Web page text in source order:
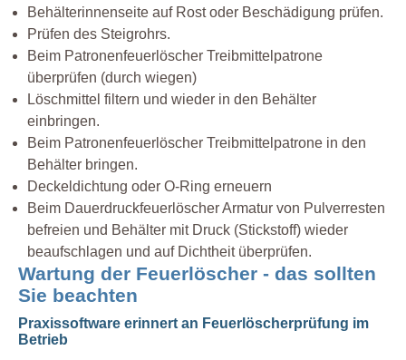
Behälterinnenseite auf Rost oder Beschädigung prüfen.
Prüfen des Steigrohrs.
Beim Patronenfeuerlöscher Treibmittelpatrone
überprüfen (durch wiegen)
Löschmittel filtern und wieder in den Behälter
einbringen.
Beim Patronenfeuerlöscher Treibmittelpatrone in den
Behälter bringen.
Deckeldichtung oder O-Ring erneuern
Beim Dauerdruckfeuerlöscher Armatur von Pulverresten
befreien und Behälter mit Druck (Stickstoff) wieder
beaufschlagen und auf Dichtheit überprüfen.
Wartung der Feuerlöscher - das sollten
Sie beachten
Praxissoftware erinnert an Feuerlöscherprüfung im
Betrieb